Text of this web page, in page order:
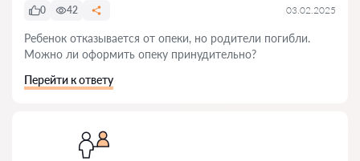
0 42 03.02.2025
Ребенок отказывается от опеки, но родители погибли.
Можно ли оформить опеку принудительно?
Перейти к ответу